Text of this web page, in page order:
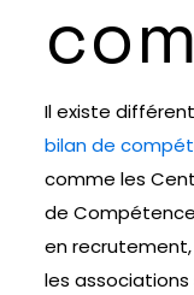
Il existe
bilan de
comme les
de
en
les associations